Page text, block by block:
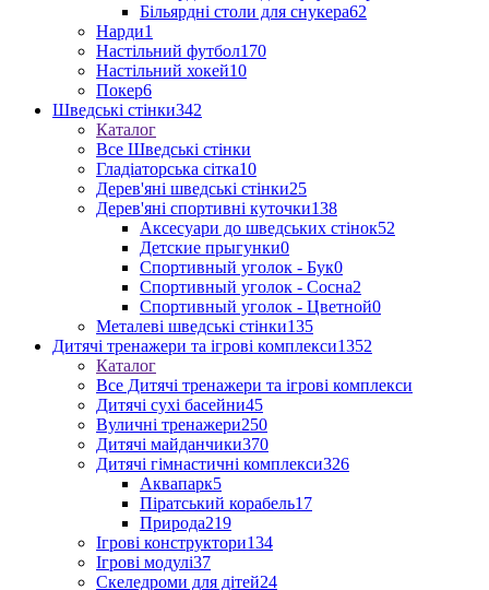
Більярдні столи для снукера62
Нарди1
Настільний футбол170
Настільний хокей10
Покер6
Шведські стінки342
Каталог
Все Шведські стінки
Гладіаторська сітка10
Дерев'яні шведські стінки25
Дерев'яні спортивні куточки138
Аксесуари до шведських стінок52
Детские прыгунки0
Спортивный уголок - Бук0
Спортивный уголок - Сосна2
Спортивный уголок - Цветной0
Металеві шведські стінки135
Дитячі тренажери та ігрові комплекси1352
Каталог
Все Дитячі тренажери та ігрові комплекси
Дитячі сухі басейни45
Вуличні тренажери250
Дитячі майданчики370
Дитячі гімнастичні комплекси326
Аквапарк5
Піратський корабель17
Природа219
Ігрові конструктори134
Ігрові модулі37
Скеледроми для дітей24